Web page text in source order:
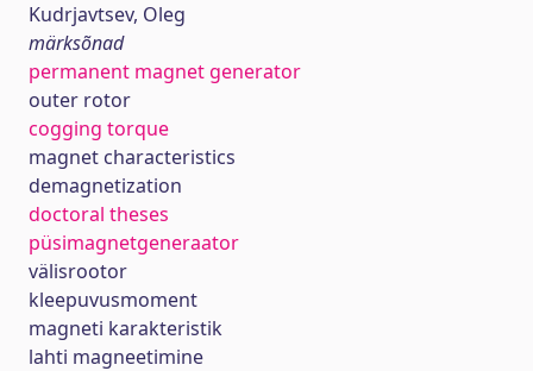
Kudrjavtsev, Oleg
märksõnad
permanent magnet generator
outer rotor
cogging torque
magnet characteristics
demagnetization
doctoral theses
püsimagnetgeneraator
välisrootor
kleepuvusmoment
magneti karakteristik
lahti magneetimine